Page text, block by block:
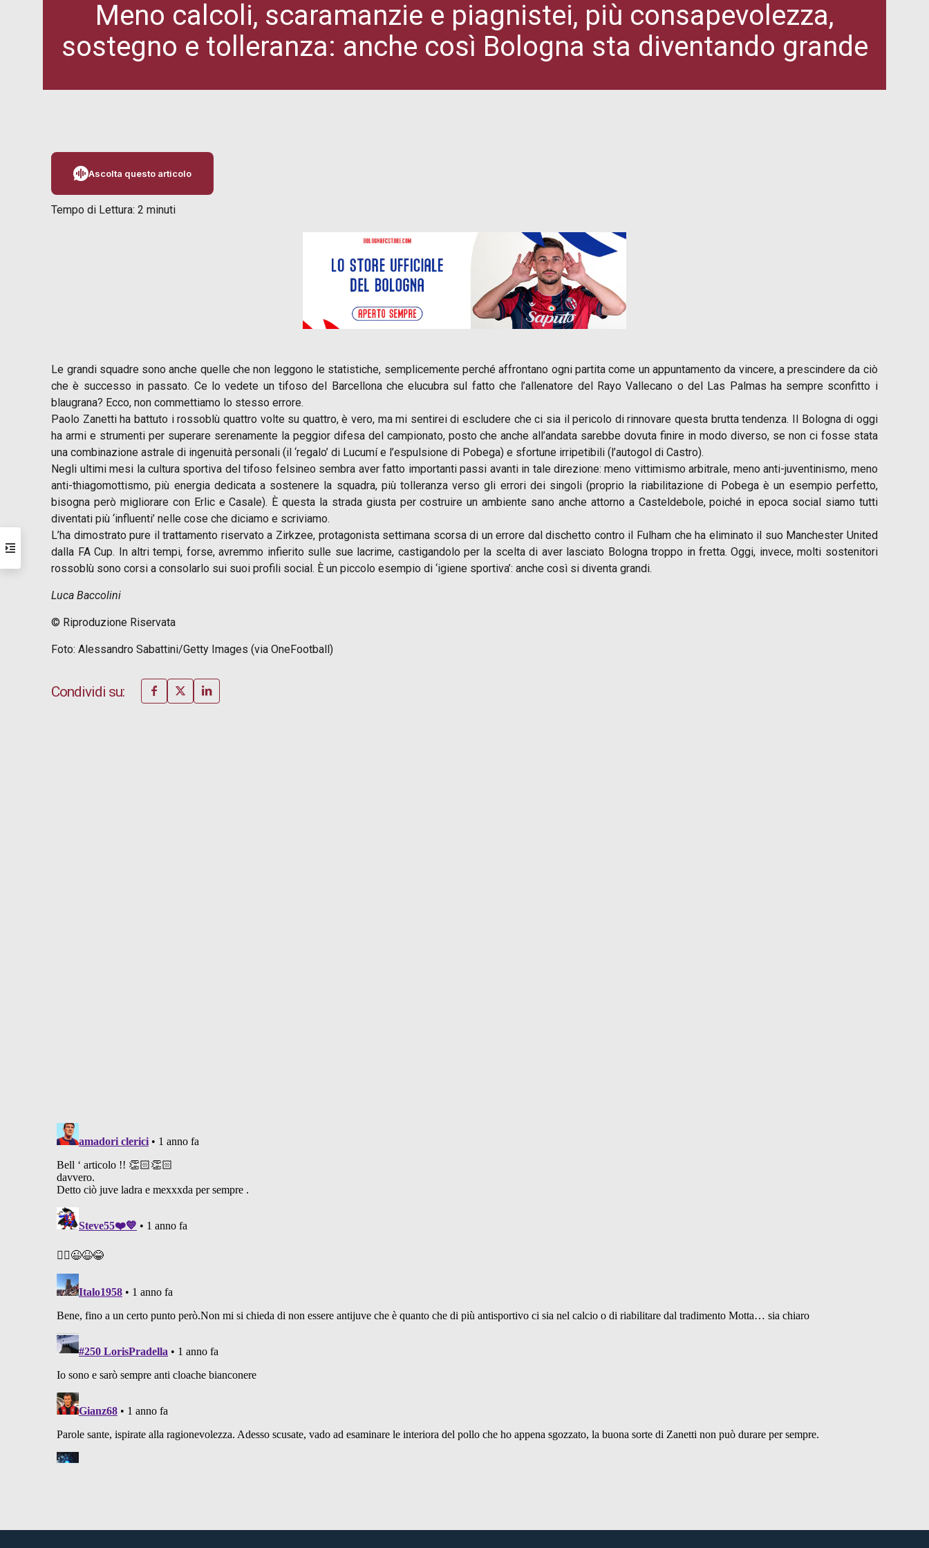
Meno calcoli, scaramanzie e piagnistei, più consapevolezza,
sostegno e tolleranza: anche così Bologna sta diventando grande
Ascolta questo articolo
Tempo di Lettura:2 minuti
Le grandi squadre sono anche quelle che non leggono le statistiche, semplicemente perché affrontano ogni partita come un appuntamento da vincere, a prescindere da ciò
che è successo in passato. Ce lo vedete un tifoso del Barcellona che elucubra sul fatto che l’allenatore del Rayo Vallecano o del Las Palmas ha sempre sconfitto i
blaugrana? Ecco, non commettiamo lo stesso errore.
Paolo Zanetti ha battuto i rossoblù quattro volte su quattro, è vero, ma mi sentirei di escludere che ci sia il pericolo di rinnovare questa brutta tendenza. Il Bologna di oggi
ha armi e strumenti per superare serenamente la peggior difesa del campionato, posto che anche all’andata sarebbe dovuta finire in modo diverso, se non ci fosse stata
una combinazione astrale di ingenuità personali (il ‘regalo’ di Lucumí e l’espulsione di Pobega) e sfortune irripetibili (l’autogol di Castro).
Negli ultimi mesi la cultura sportiva del tifoso felsineo sembra aver fatto importanti passi avanti in tale direzione: meno vittimismo arbitrale, meno anti-juventinismo, meno
anti-thiagomottismo, più energia dedicata a sostenere la squadra, più tolleranza verso gli errori dei singoli (proprio la riabilitazione di Pobega è un esempio perfetto,
bisogna però migliorare con Erlic e Casale). È questa la strada giusta per costruire un ambiente sano anche attorno a Casteldebole, poiché in epoca social siamo tutti
diventati più ‘influenti’ nelle cose che diciamo e scriviamo.
L’ha dimostrato pure il trattamento riservato a Zirkzee, protagonista settimana scorsa di un errore dal dischetto contro il Fulham che ha eliminato il suo Manchester United
dalla FA Cup. In altri tempi, forse, avremmo infierito sulle sue lacrime, castigandolo per la scelta di aver lasciato Bologna troppo in fretta. Oggi, invece, molti sostenitori
rossoblù sono corsi a consolarlo sui suoi profili social. È un piccolo esempio di ‘igiene sportiva’: anche così si diventa grandi.
Luca Baccolini
© Riproduzione Riservata
Foto: Alessandro Sabattini/Getty Images (via OneFootball)
Condividi su: